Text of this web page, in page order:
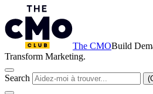
The CMOBuild
Transform Marketing.
Search